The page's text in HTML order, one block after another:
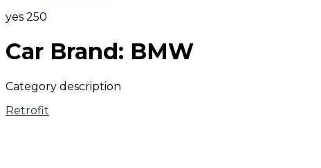
yes 250
Car Brand: BMW
Category description
Retrofit